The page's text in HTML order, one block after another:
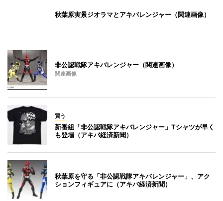
秋葉原実景ジオラマとアキバレンジャー（関連画像）
非公認戦隊アキバレンジャー（関連画像）
関連画像
買う
新番組「非公認戦隊アキバレンジャー」Tシャツが早く
も登場（アキバ経済新聞）
秋葉原を守る「非公認戦隊アキバレンジャー」、アク
ションフィギュアに（アキバ経済新聞）